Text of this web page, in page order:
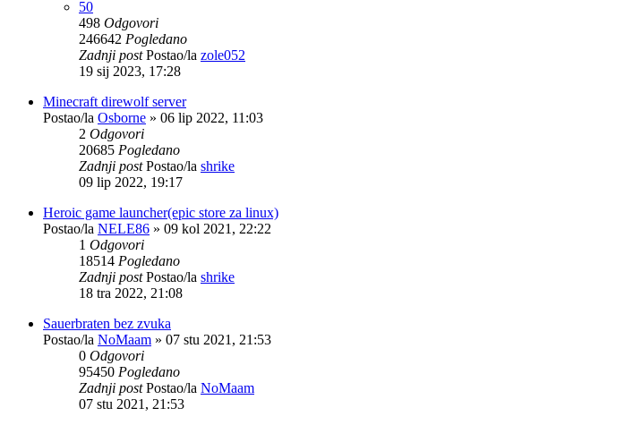
50
498 Odgovori
246642 Pogledano
Zadnji postPostao/la zole052
19 sij 2023, 17:28
Minecraft direwolf server
Postao/la Osborne » 06 lip 2022, 11:03
2 Odgovori
20685 Pogledano
Zadnji postPostao/la shrike
09 lip 2022, 19:17
Heroic game launcher(epic store za linux)
Postao/la NELE86 » 09 kol 2021, 22:22
1 Odgovori
18514 Pogledano
Zadnji postPostao/la shrike
18 tra 2022, 21:08
Sauerbraten bez zvuka
Postao/la NoMaam » 07 stu 2021, 21:53
0 Odgovori
95450 Pogledano
Zadnji postPostao/la NoMaam
07 stu 2021, 21:53